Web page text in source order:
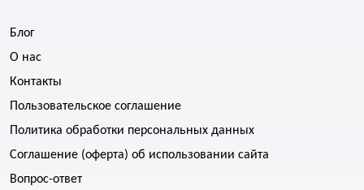
Блог
О нас
Контакты
Пользовательское соглашение
Политика обработки персональных данных
Соглашение (оферта) об использовании сайта
Вопрос-ответ